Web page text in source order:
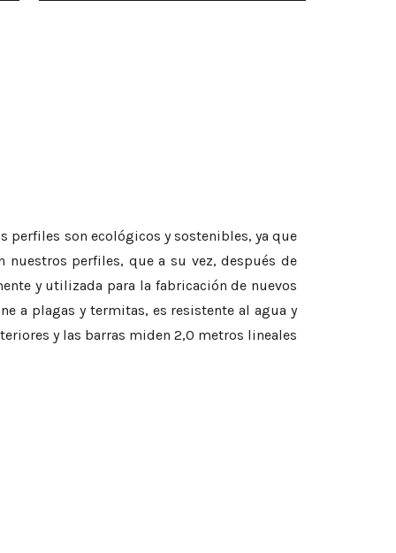
perfiles son ecológicos y sostenibles, ya que
nuestros perfiles, que a su vez, después de
y utilizada para la fabricación de nuevos
a plagas y termitas, es resistente al agua y
y las barras miden 2,0 metros lineales